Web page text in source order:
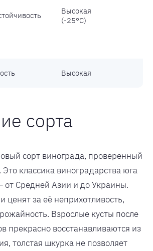
Высокая
(-25°С)
Высокая
сорта
сорт винограда, проверенный
классика виноградарства юга
от Средней Азии и до Украины.
ценят за её неприхотливость,
Взрослые кусты после
прекрасно восстанавливаются из
толстая шкурка не позволяет